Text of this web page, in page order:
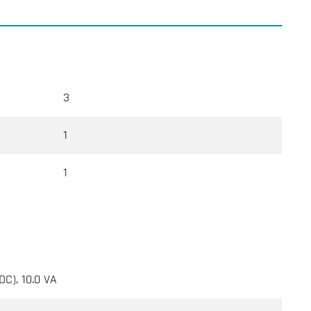
3
1
1
10.0 VA